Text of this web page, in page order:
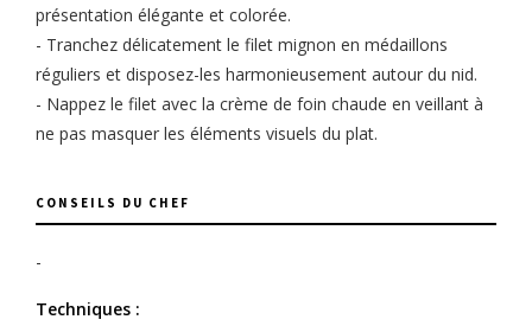
présentation élégante et colorée.
- Tranchez délicatement le filet mignon en médaillons
réguliers et disposez-les harmonieusement autour du nid.
- Nappez le filet avec la crème de foin chaude en veillant à
ne pas masquer les éléments visuels du plat.
CONSEILS DU CHEF
-
Techniques :